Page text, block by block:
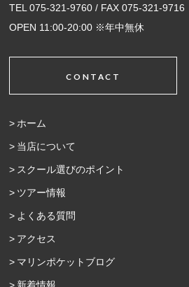
TEL 075-321-9760 / FAX 075-321-9716
OPEN 11:00-20:00 ※年中無休
CONTACT
ホーム
当店について
スクール選びのポイント
ツアー情報
よくある質問
アクセス
マリンポケットブログ
新着情報